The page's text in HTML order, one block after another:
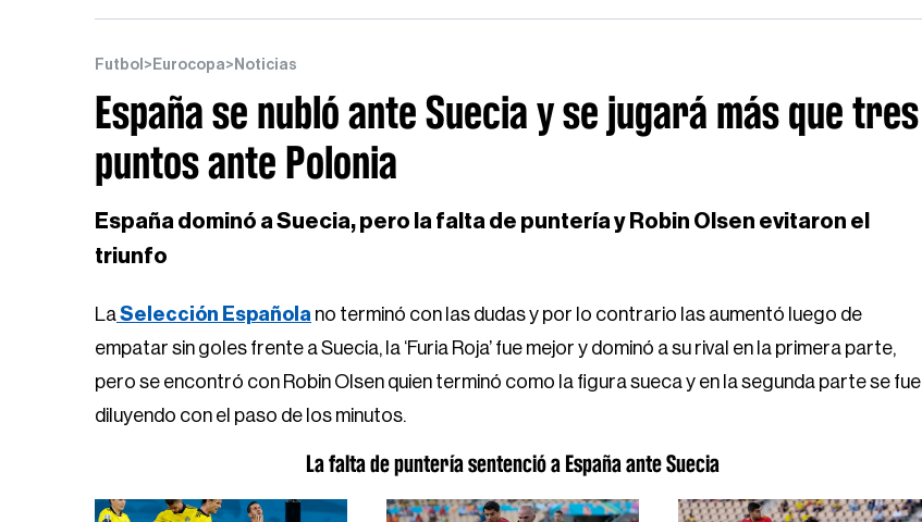
Futbol > Eurocopa> Noticias
España se nubló ante Suecia y se jugará más que tres
puntos ante Polonia
España dominó a Suecia, pero la falta de puntería y Robin Olsen evitaron el
triunfo
LaSelección Española no terminó con las dudas y por lo contrario las aumentó luego de
empatar sin goles frente a Suecia, la ‘Furia Roja’ fue mejor y dominó a su rival en la primera parte,
pero se encontró con Robin Olsen quien terminó como la figura sueca y en la segunda parte se fue
diluyendo con el paso de los minutos.
La falta de puntería sentenció a España ante Suecia